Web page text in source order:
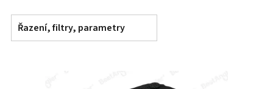
Řazení, filtry, parametry